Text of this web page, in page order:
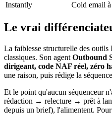
Instantly
Cold email
Le vrai
La faiblesse structurelle des
classiques. Son agent Outbound
dirigeant, code NAF réel, zéro
une raison, puis rédige la
Et le point qu'aucun séquenceur
rédaction → relecture → prêt à
depuis un brief), l'alimentent.